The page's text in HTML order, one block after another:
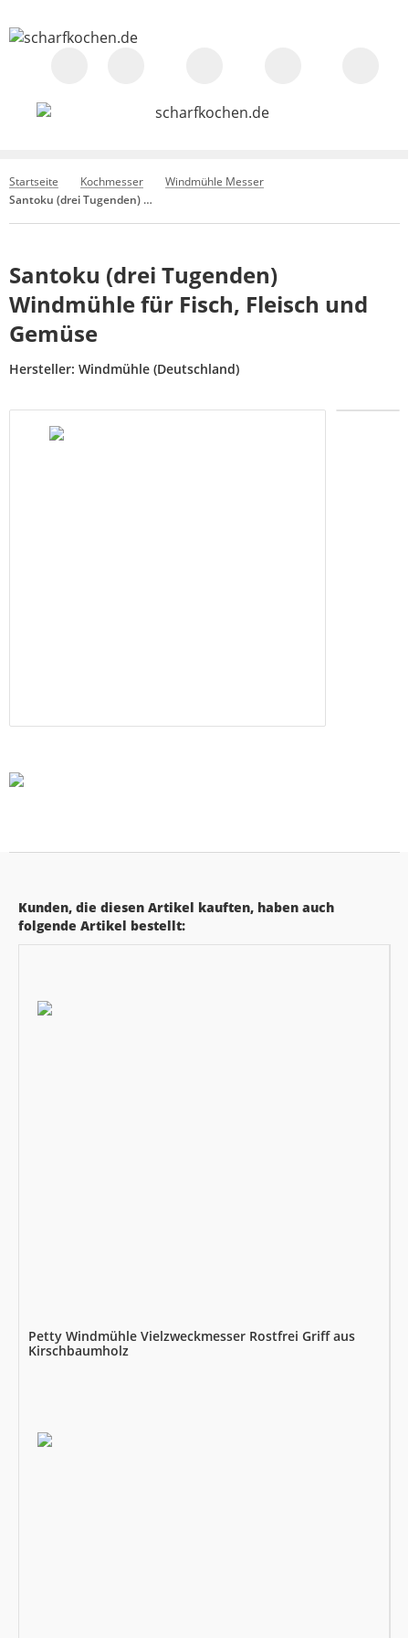
Startseite Kochmesser
Windmühle Messer
Santoku (drei Tugenden) Windmühle für Fisch, Fleisch und Gemüse
Santoku (drei Tugenden)
Windmühle für Fisch, Fleisch und
Gemüse
Hersteller: Windmühle (Deutschland)
Kunden, die diesen Artikel kauften, haben auch
folgende Artikel bestellt:
Petty Windmühle Vielzweckmesser Rostfrei Griff aus
Kirschbaumholz